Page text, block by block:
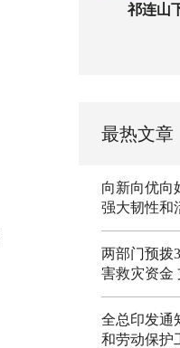
祁连山
最热文章
向新向优向
强大韧性和
两部门预拨
害救灾资金
全总印发通
和劳动保护